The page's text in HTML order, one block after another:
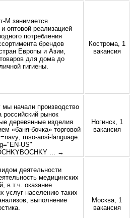
М занимается
оптовой реализацией
потребления
брендов
Европы и Азии,
для дома до
гигиены.
Кострома, 1
вакансия
мы начали производство
российский рынок
деревянные изделия
«баня-бочка» торговой
mso-ansi-language:
US"
... →
Ногинск, 1
вакансия
деятельности
медицинских
в т.ч. оказание
услуг населению таких
выполнение
Москва, 1
вакансия